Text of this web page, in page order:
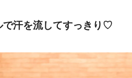
で汗を流してすっきり♡